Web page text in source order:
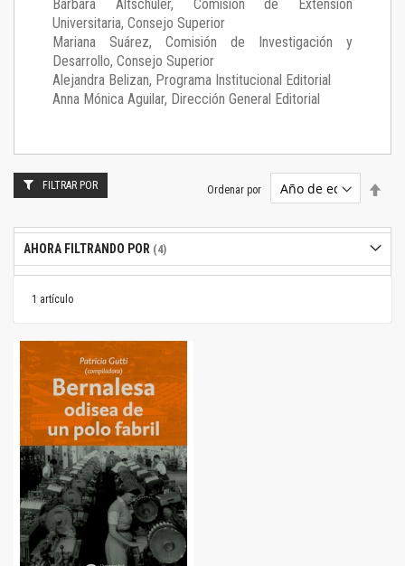
Bárbara Altschuler, Comisión de Extensión
Universitaria, Consejo Superior
Mariana Suárez, Comisión de Investigación y
Desarrollo, Consejo Superior
Alejandra Belizan, Programa Institucional Editorial
Anna Mónica Aguilar, Dirección General Editorial
1 artículo
Ordenar por
FILTRAR POR
AHORA FILTRANDO POR